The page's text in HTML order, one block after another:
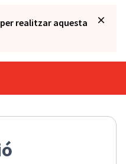
realitzar aquesta